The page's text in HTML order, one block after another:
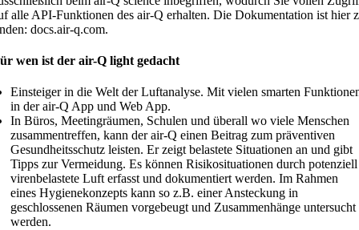
alle API-Funktionen des air-Q erhalten. Die Dokumentation ist hier
docs.air-q.com.
wen ist der air-Q light gedacht
Einsteiger in die Welt der Luftanalyse. Mit vielen smarten
in der air-Q App und Web App.
In Büros, Meetingräumen, Schulen und überall wo viele Menschen
zusammentreffen, kann der air-Q einen Beitrag zum präventiven
Gesundheitsschutz leisten. Er zeigt belastete Situationen an und gibt
Tipps zur Vermeidung. Es können Risikosituationen durch potenziell
virenbelastete Luft erfasst und dokumentiert werden. Im Rahmen
eines Hygienekonzepts kann so z.B. einer Ansteckung in
geschlossenen Räumen vorgebeugt und Zusammenhänge untersucht
werden.